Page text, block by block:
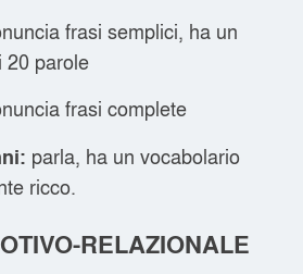
frasi semplici, ha un
20 parole
frasi complete
parla, ha un vocabolario
ricco.
RELAZIONALE